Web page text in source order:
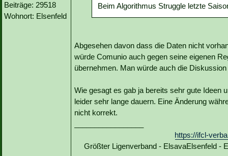
Beiträge: 29518
Wohnort: Elsenfeld
Beim Algorithmus Struggle letzte
Abgesehen davon dass die Daten nicht
würde Comunio auch gegen seine eigenen
übernehmen. Man würde auch die
Wie gesagt es gab ja bereits sehr gute Ideen
leider sehr lange dauern. Eine Änderung
nicht korrekt.
https://ifcl-
Größter Ligenverband - ElsavaElsenfeld -